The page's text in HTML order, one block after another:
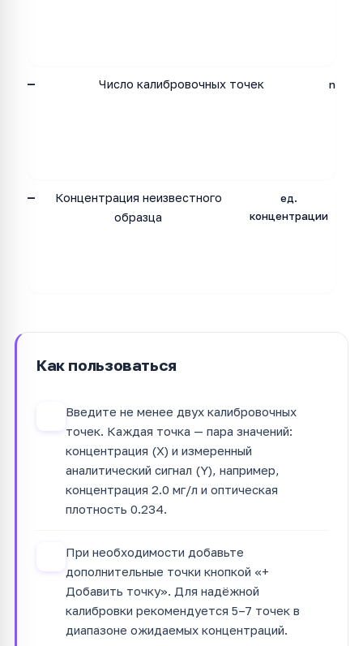
— Число калибровочных точек n
—
Концентрация неизвестного
образца
ед.
концентрации
Как пользоваться
Введите не менее двух калибровочных
точек. Каждая точка — пара значений:
концентрация (X) и измеренный
аналитический сигнал (Y), например,
концентрация 2.0 мг/л и оптическая
плотность 0.234.
При необходимости добавьте
дополнительные точки кнопкой «+
Добавить точку». Для надёжной
калибровки рекомендуется 5–7 точек в
диапазоне ожидаемых концентраций.